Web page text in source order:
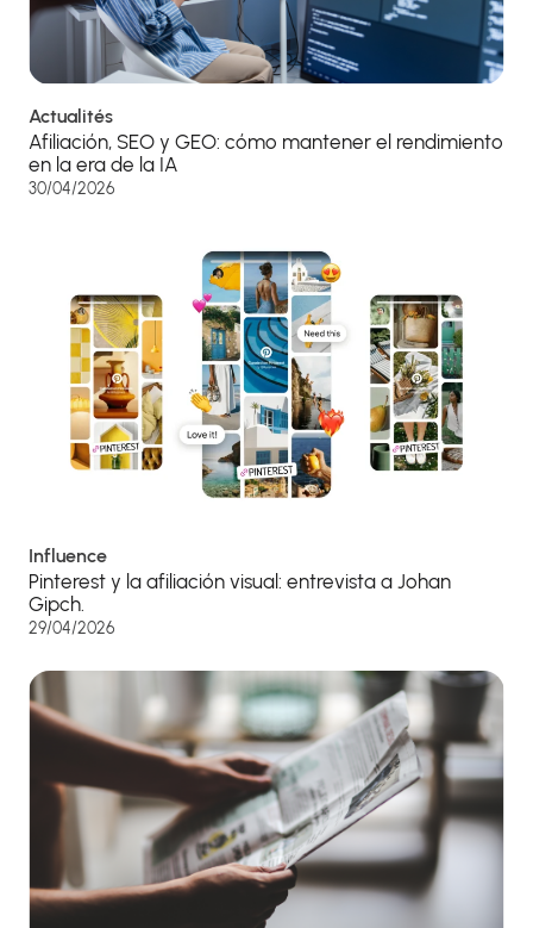
Actualités
Afiliación, SEO y GEO: cómo mantener el rendimiento
en la era de la IA
30/04/2026
Influence
Pinterest y la afiliación visual: entrevista a Johan
Gipch.
29/04/2026